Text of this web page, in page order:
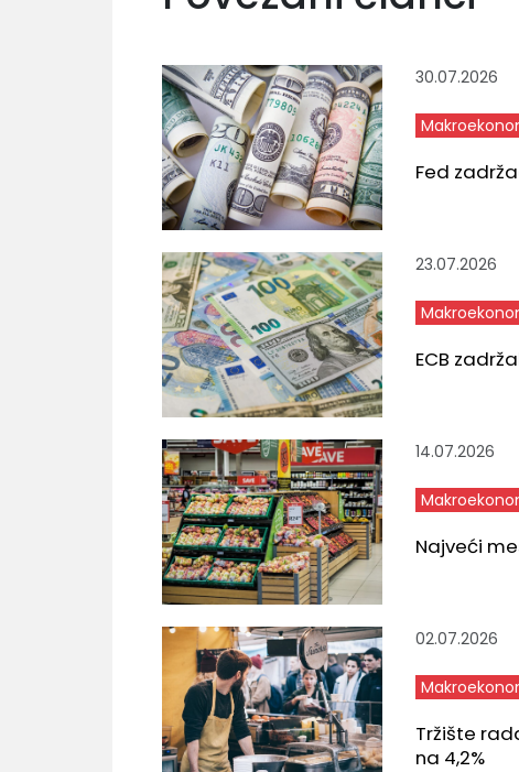
30.07.2026
Fed
23.07.2026
ECB
14.07.2026
Najveći
02.07.2026
Tržište
na 4,2%